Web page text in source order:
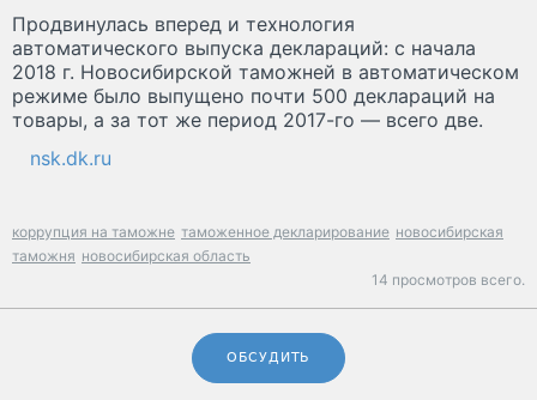
Продвинулась вперед и технология
автоматического выпуска деклараций: с начала
2018 г. Новосибирской таможней в автоматическом
режиме было выпущено почти 500 деклараций на
товары, а за тот же период 2017-го — всего две.
nsk.dk.ru
коррупция на таможне таможенное декларирование новосибирская
таможня новосибирская область
14 просмотров всего.
ОБСУДИТЬ